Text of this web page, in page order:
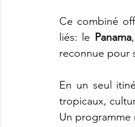
Ce combiné
liés: le Panama
reconnue pour
En un seul
tropicaux,
Un programme